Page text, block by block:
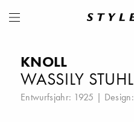
KNOLL
WASSILY STUHL
Entwurfsjahr: 1925 | Design: